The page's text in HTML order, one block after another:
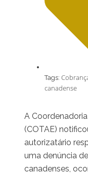
Tags:
canadense
A
(COTAE)
autorizatário
uma denúncia
canadenses,